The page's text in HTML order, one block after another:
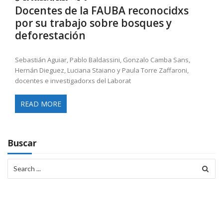
Docentes de la FAUBA reconocidxs
por su trabajo sobre bosques y
deforestación
Sebastián Aguiar, Pablo Baldassini, Gonzalo Camba Sans,
Hernán Dieguez, Luciana Staiano y Paula Torre Zaffaroni,
docentes e investigadorxs del Laborat
READ MORE
Buscar
for: